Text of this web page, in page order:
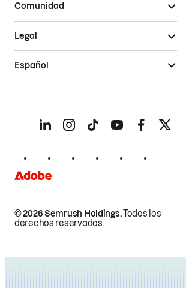
Comunidad
© 2026 Semrush Holdings.Todos los
derechos reservados.
Legal
Español